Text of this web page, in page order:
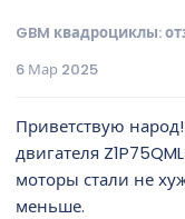
GBM квадроциклы:
6 Мар 2025
Приветствую
двигателя
моторы стали не
меньше.